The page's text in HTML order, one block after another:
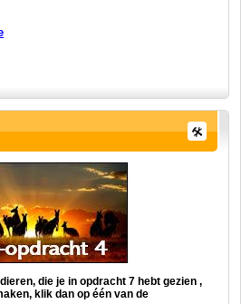
die je in opdracht 7 hebt gezien ,
klik dan op één van de